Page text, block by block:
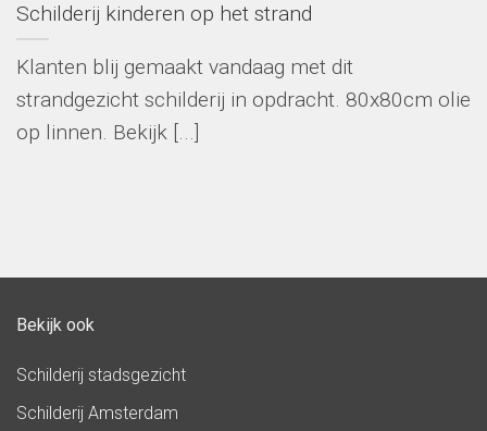
Schilderij kinderen op het strand
Klanten blij gemaakt vandaag met dit
strandgezicht schilderij in opdracht. 80x80cm olie
op linnen. Bekijk [...]
Bekijk ook
Schilderij stadsgezicht
Schilderij Amsterdam